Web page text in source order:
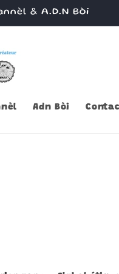
& A.D.N Bòi
Adn Bòi